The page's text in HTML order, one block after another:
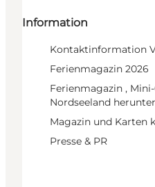
Information
Kontaktinformation
Ferienmagazin 2026
Ferienmagazin ,
Nordseeland
Magazin und Karten
Presse & PR